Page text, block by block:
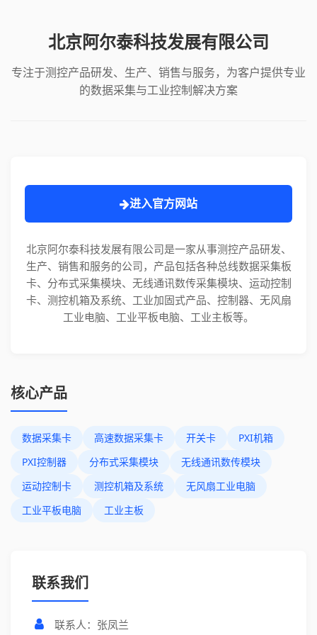
北京阿尔泰科技发展有限公司
专注于测控产品研发、生产、销售与服务，为客户提供专业
的数据采集与工业控制解决方案
进入官方网站
北京阿尔泰科技发展有限公司是一家从事测控产品研发、
生产、销售和服务的公司，产品包括各种总线数据采集板
卡、分布式采集模块、无线通讯数传采集模块、运动控制
卡、测控机箱及系统、工业加固式产品、控制器、无风扇
工业电脑、工业平板电脑、工业主板等。
核心产品
数据采集卡 高速数据采集卡 开关卡
PXI机箱
PXI控制器
分布式采集模块
无线通讯数传模块
运动控制卡
测控机箱及系统
无风扇工业电脑
工业平板电脑
工业主板
联系我们
联系人：张凤兰